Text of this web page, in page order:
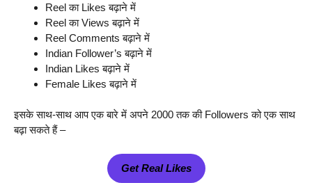
Reel का Likes बढ़ाने में
Reel का Views बढ़ाने में
Reel Comments बढ़ाने में
Indian Follower’s बढ़ाने में
Indian Likes बढ़ाने में
Female Likes बढ़ाने में
इसके साथ-साथ आप एक बारे में अपने 2000 तक की Followers को एक साथ
बढ़ा सकते हैं –
Get Real Likes